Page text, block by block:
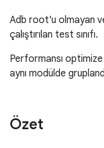
Adb root'u olmayan
çalıştırılan test sınıfı.
Performansı
aynı modülde
Özet